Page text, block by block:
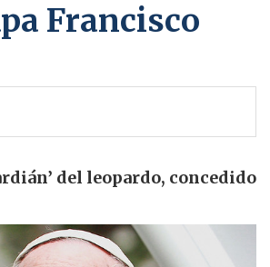
Francisco
del leopardo, concedido